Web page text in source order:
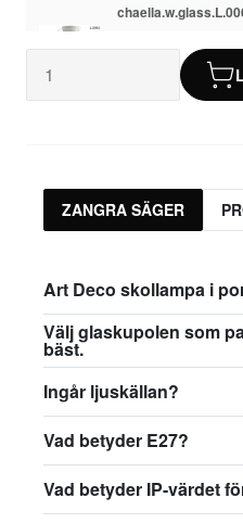
glass.L.006.bis -
ZANGRA SÄGER
Art Deco skollampa i
Välj glaskupolen som
bäst.
Ingår ljuskällan?
Vad betyder E27?
Vad betyder IP-värdet